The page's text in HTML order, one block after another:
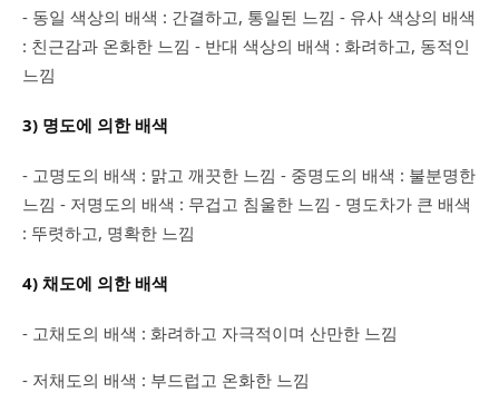
- 동일 색상의 배색 : 간결하고, 통일된 느낌 - 유사 색상의 배색
: 친근감과 온화한 느낌 - 반대 색상의 배색 : 화려하고, 동적인
느낌
3) 명도에 의한 배색
- 고명도의 배색 : 맑고 깨끗한 느낌 - 중명도의 배색 : 불분명한
느낌 - 저명도의 배색 : 무겁고 침울한 느낌 - 명도차가 큰 배색
: 뚜렷하고, 명확한 느낌
4) 채도에 의한 배색
- 고채도의 배색 : 화려하고 자극적이며 산만한 느낌
- 저채도의 배색 : 부드럽고 온화한 느낌